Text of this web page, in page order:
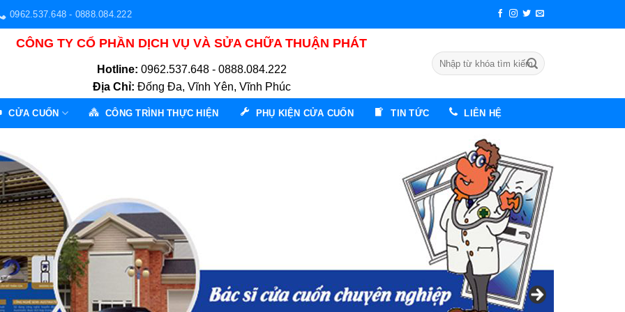
0962.537.648 - 0888.084.222
CÔNG TY CỔ PHẦN DỊCH VỤ VÀ SỬA CHỮA THUẬN PHÁT
Hotline: 0962.537.648 - 0888.084.222
Địa Chỉ: Đống Đa, Vĩnh Yên, Vĩnh Phúc
Tìm
kiếm:
CỬA CUỐN CÔNG TRÌNH THỰC HIỆN PHỤ KIỆN CỬA CUỐN TIN TỨC LIÊN HỆ